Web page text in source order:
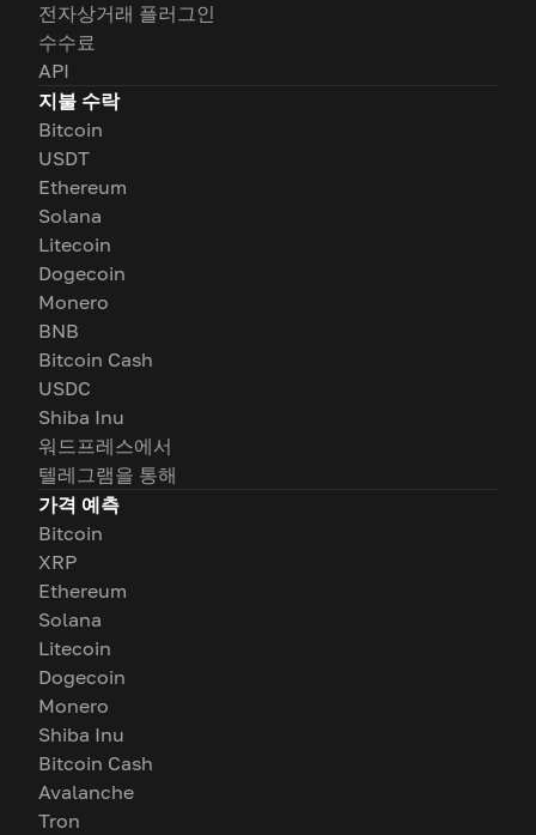
전자상거래 플러그인
수수료
API
지불 수락
Bitcoin
USDT
Ethereum
Solana
Litecoin
Dogecoin
Monero
BNB
Bitcoin Cash
USDC
Shiba Inu
워드프레스에서
텔레그램을 통해
가격 예측
Bitcoin
XRP
Ethereum
Solana
Litecoin
Dogecoin
Monero
Shiba Inu
Bitcoin Cash
Avalanche
Tron